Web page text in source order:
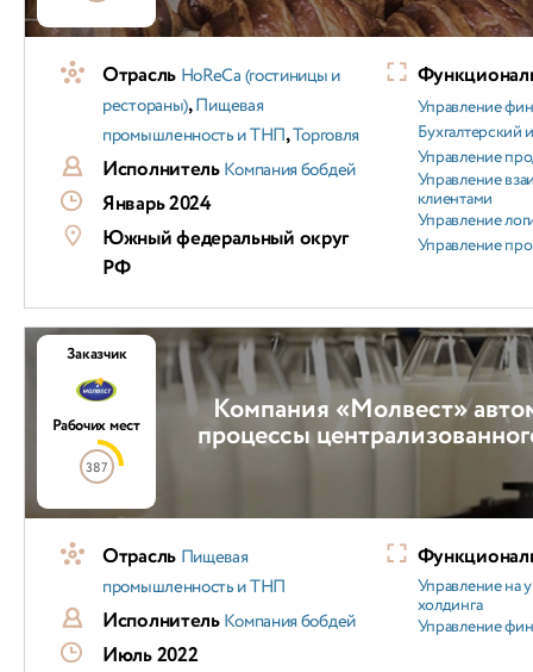
Отрасль HoReCa (гостиницы и
рестораны),Пищевая
промышленность и ТНП,Торговля
ИсполнительКомпания бобдей
Январь 2024
Южный федеральный округ
РФ
Управление
Бухгалтерский
Управление
Управление
клиентами
Управление
Управление
Компания «Молвест»
процессы
Заказчик
Рабочих мест
387
Отрасль Пищевая
промышленность и ТНП
ИсполнительКомпания бобдей
Июль 2022
Управление на
холдинга
Управление